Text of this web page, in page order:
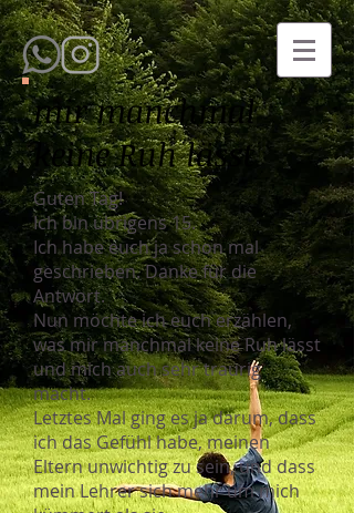
mir manchmal
keine Ruh lässt
Guten Tag!
Ich bin übrigens 15.
Ich habe euch ja schon mal
geschrieben. Danke für die
Antwort.
Nun möchte ich euch erzählen,
was mir manchmal keine Ruh lässt
und mich auch sehr traurig
macht.
Letztes Mal ging es ja darum, dass
ich das Gefühl habe, meinen
Eltern unwichtig zu sein, und dass
mein Lehrer sich mehr um mich